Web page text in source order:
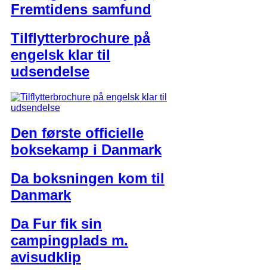
Fremtidens samfund
Tilflytterbrochure på
engelsk klar til
udsendelse
Den første officielle
boksekamp i Danmark
Da boksningen kom til
Danmark
Da Fur fik sin
campingplads m.
avisudklip